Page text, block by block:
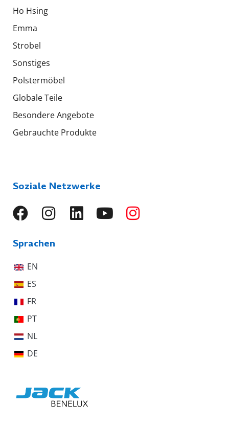
Ho Hsing
Emma
Strobel
Sonstiges
Polstermöbel
Globale Teile
Besondere Angebote
Gebrauchte Produkte
Soziale Netzwerke
Sprachen
EN
ES
FR
PT
NL
DE